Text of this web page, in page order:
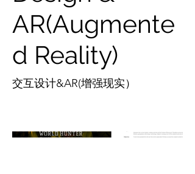
AR(Augmente
d Reality)
交互设计&AR(增强现实）